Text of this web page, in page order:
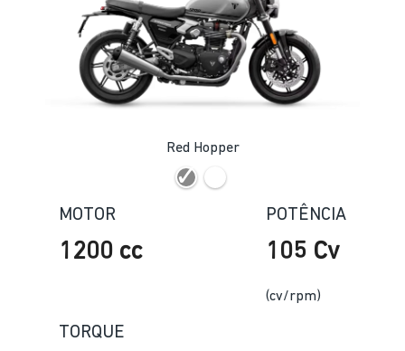
Red Hopper
MOTOR
1200 cc
POTÊNCIA
105 Cv
(cv/rpm)
TORQUE